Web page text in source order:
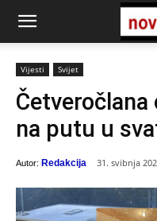
Vijesti Svijet
na putu u
Autor: Redakcija 31. svibnja